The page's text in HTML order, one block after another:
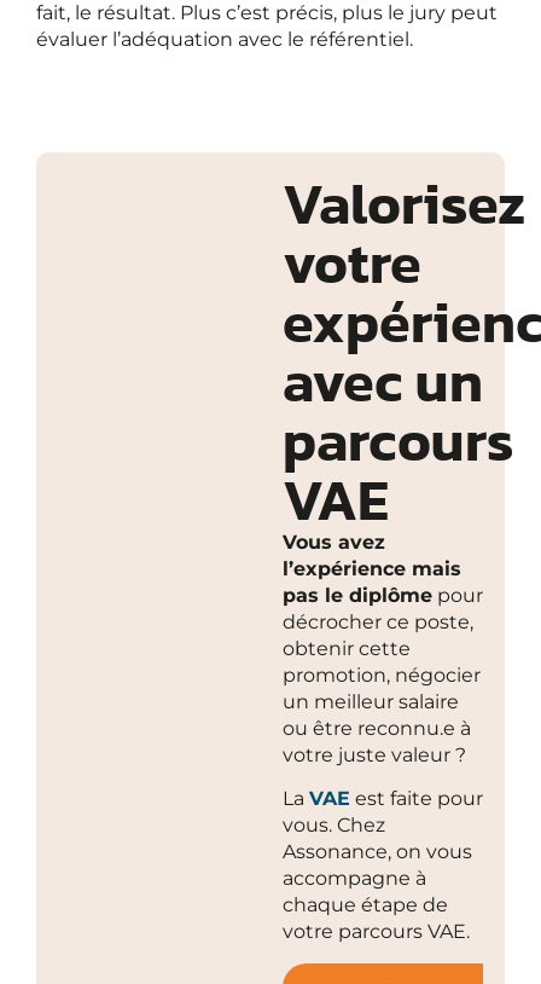
fait, le résultat. Plus c’est précis, plus le jury peut
évaluer l’adéquation avec le référentiel.
Valorisez
votre
avec un
parcours
VAE
Vous avez
l’expérience mais
pas le diplôme pour
décrocher ce poste,
obtenir cette
promotion, négocier
un meilleur salaire
ou être reconnu.e à
votre juste valeur ?
La VAE est faite pour
vous. Chez
Assonance, on vous
accompagne à
chaque étape de
votre parcours VAE.